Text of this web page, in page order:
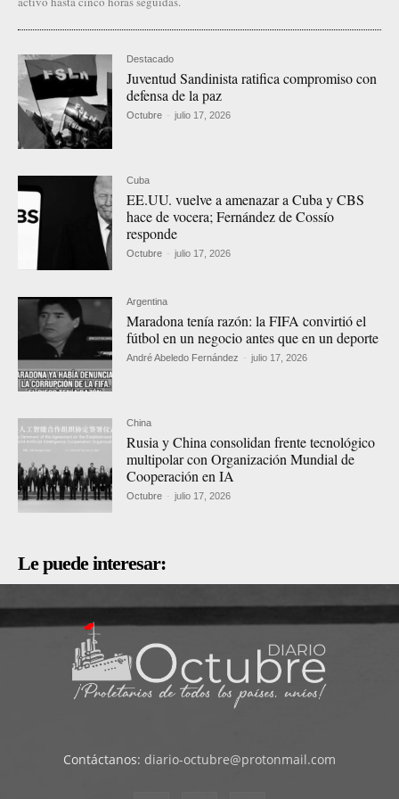
Destacado
Juventud Sandinista ratifica compromiso con
defensa de la paz
Octubre - julio 17, 2026
Cuba
EE.UU. vuelve a amenazar a Cuba y CBS
hace de vocera; Fernández de Cossío
responde
Octubre - julio 17, 2026
Argentina
Maradona tenía razón: la FIFA convirtió el
fútbol en un negocio antes que en un deporte
André Abeledo Fernández - julio 17, 2026
China
Rusia y China consolidan frente tecnológico
multipolar con Organización Mundial de
Cooperación en IA
Octubre - julio 17, 2026
Le puede interesar:
Contáctanos: diario-octubre@protonmail.com